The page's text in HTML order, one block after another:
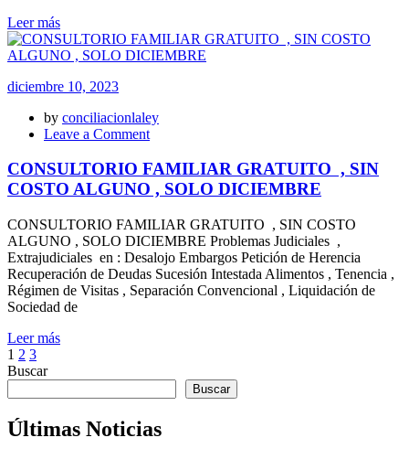
Leer más
diciembre 10, 2023
by conciliacionlaley
Leave a Commenton
FAMILIAR
GRATUITO
,
COSTO
ALGUNO
,
SOLO
DICIEMBRE
CONSULTORIO FAMILIAR GRATUITO , SIN
COSTO ALGUNO , SOLO DICIEMBRE
CONSULTORIO FAMILIAR GRATUITO , SIN COSTO
ALGUNO , SOLO DICIEMBRE Problemas Judiciales ,
Extrajudiciales en : Desalojo Embargos Petición de Herencia
Recuperación de Deudas Sucesión Intestada Alimentos , Tenencia ,
Régimen de Visitas , Separación Convencional , Liquidación de
Sociedad de
Leer más
1 2 3
Buscar
Buscar
Últimas Noticias